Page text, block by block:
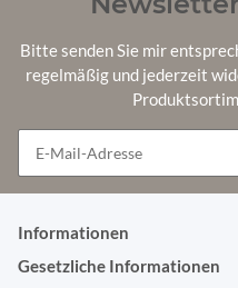
Bitte senden Sie mir
regelmäßig und jederzeit
Informationen
Gesetzliche Informationen